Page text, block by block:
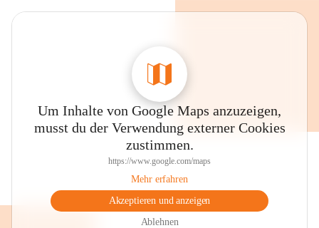
Um Inhalte von Google Maps anzuzeigen,
musst du der Verwendung externer Cookies
zustimmen.
https://www.google.com/maps
Mehr erfahren
Akzeptieren und anzeigen
Ablehnen